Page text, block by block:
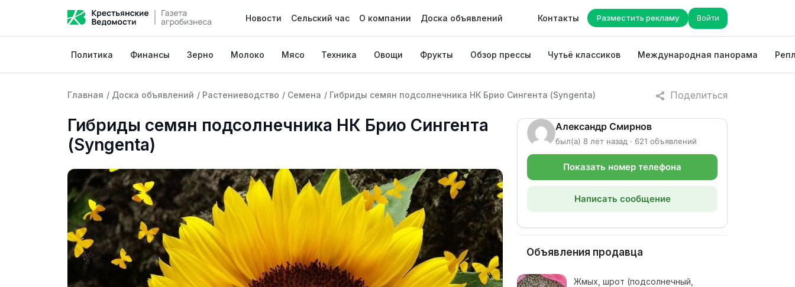
Новости Сельский час О компании Доска объявлений Контакты Разместить рекламу Войти
Политика Финансы Зерно Молоко Мясо Техника Овощи Фрукты Обзор прессы Чутьё классиков Международная панорама
Поделиться
Главная / Доска объявлений / Растениеводство / Семена / Гибриды семян подсолнечника НК Брио Сингента (Syngenta)
Гибриды семян подсолнечника НК Брио Сингента
(Syngenta)
Александр Смирнов
был(а) 8 лет назад · 621 объявлений
Показать номер телефона
Написать сообщение
Объявления продавца
Жмых, шрот (подсолнечный,